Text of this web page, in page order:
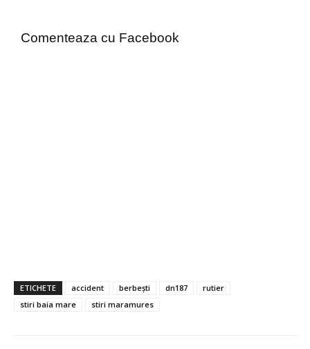
Comenteaza cu Facebook
ETICHETE accident berbești dn187
rutier
stiri baia mare
stiri maramures